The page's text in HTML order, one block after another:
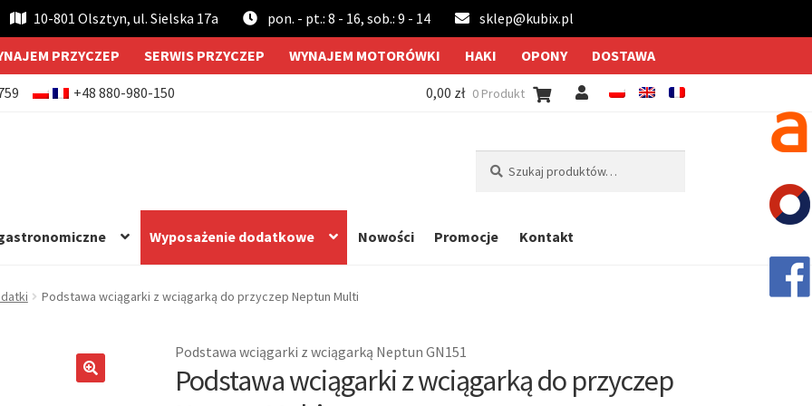
10-801 Olsztyn, ul. Sielska 17a pon. - pt.: 8 - 16, sob.: 9 - 14 sklep@kubix.pl
PRZYCZEP SERWIS PRZYCZEP WYNAJEM MOTORÓWKI HAKI OPONY DOSTAWA
+48 880-980-150 0,00 zł 0 Produkt
Wyposażenie dodatkowe Nowości Promocje Kontakt
Podstawa wciągarki z wciągarką do przyczep Neptun Multi
Podstawa wciągarki z wciągarką Neptun GN151
Podstawa wciągarki z wciągarką do przyczep